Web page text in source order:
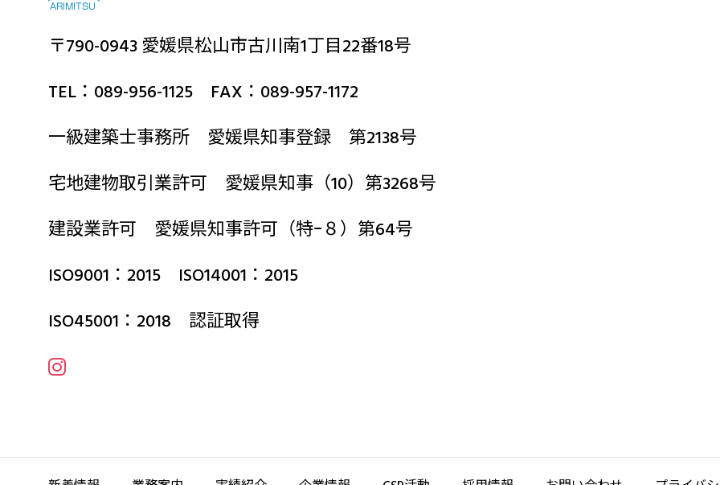
〒790-0943 愛媛県松山市古川南1丁目22番18号
TEL：089-956-1125 FAX：089-957-1172
一級建築士事務所 愛媛県知事登録 第2138号
宅地建物取引業許可 愛媛県知事（10）第3268号
建設業許可 愛媛県知事許可（特ｰ８）第64号
ISO9001：2015 ISO14001：2015
ISO45001：2018 認証取得